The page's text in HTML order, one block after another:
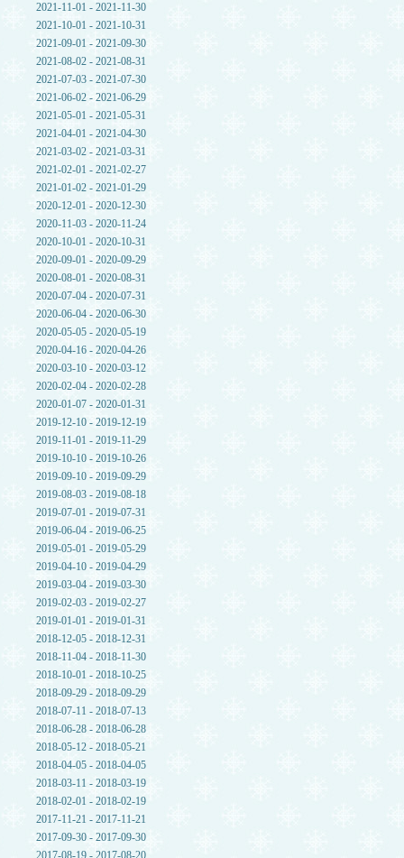
2021-11-01 - 2021-11-30
2021-10-01 - 2021-10-31
2021-09-01 - 2021-09-30
2021-08-02 - 2021-08-31
2021-07-03 - 2021-07-30
2021-06-02 - 2021-06-29
2021-05-01 - 2021-05-31
2021-04-01 - 2021-04-30
2021-03-02 - 2021-03-31
2021-02-01 - 2021-02-27
2021-01-02 - 2021-01-29
2020-12-01 - 2020-12-30
2020-11-03 - 2020-11-24
2020-10-01 - 2020-10-31
2020-09-01 - 2020-09-29
2020-08-01 - 2020-08-31
2020-07-04 - 2020-07-31
2020-06-04 - 2020-06-30
2020-05-05 - 2020-05-19
2020-04-16 - 2020-04-26
2020-03-10 - 2020-03-12
2020-02-04 - 2020-02-28
2020-01-07 - 2020-01-31
2019-12-10 - 2019-12-19
2019-11-01 - 2019-11-29
2019-10-10 - 2019-10-26
2019-09-10 - 2019-09-29
2019-08-03 - 2019-08-18
2019-07-01 - 2019-07-31
2019-06-04 - 2019-06-25
2019-05-01 - 2019-05-29
2019-04-10 - 2019-04-29
2019-03-04 - 2019-03-30
2019-02-03 - 2019-02-27
2019-01-01 - 2019-01-31
2018-12-05 - 2018-12-31
2018-11-04 - 2018-11-30
2018-10-01 - 2018-10-25
2018-09-29 - 2018-09-29
2018-07-11 - 2018-07-13
2018-06-28 - 2018-06-28
2018-05-12 - 2018-05-21
2018-04-05 - 2018-04-05
2018-03-11 - 2018-03-19
2018-02-01 - 2018-02-19
2017-11-21 - 2017-11-21
2017-09-30 - 2017-09-30
2017-08-19 - 2017-08-20